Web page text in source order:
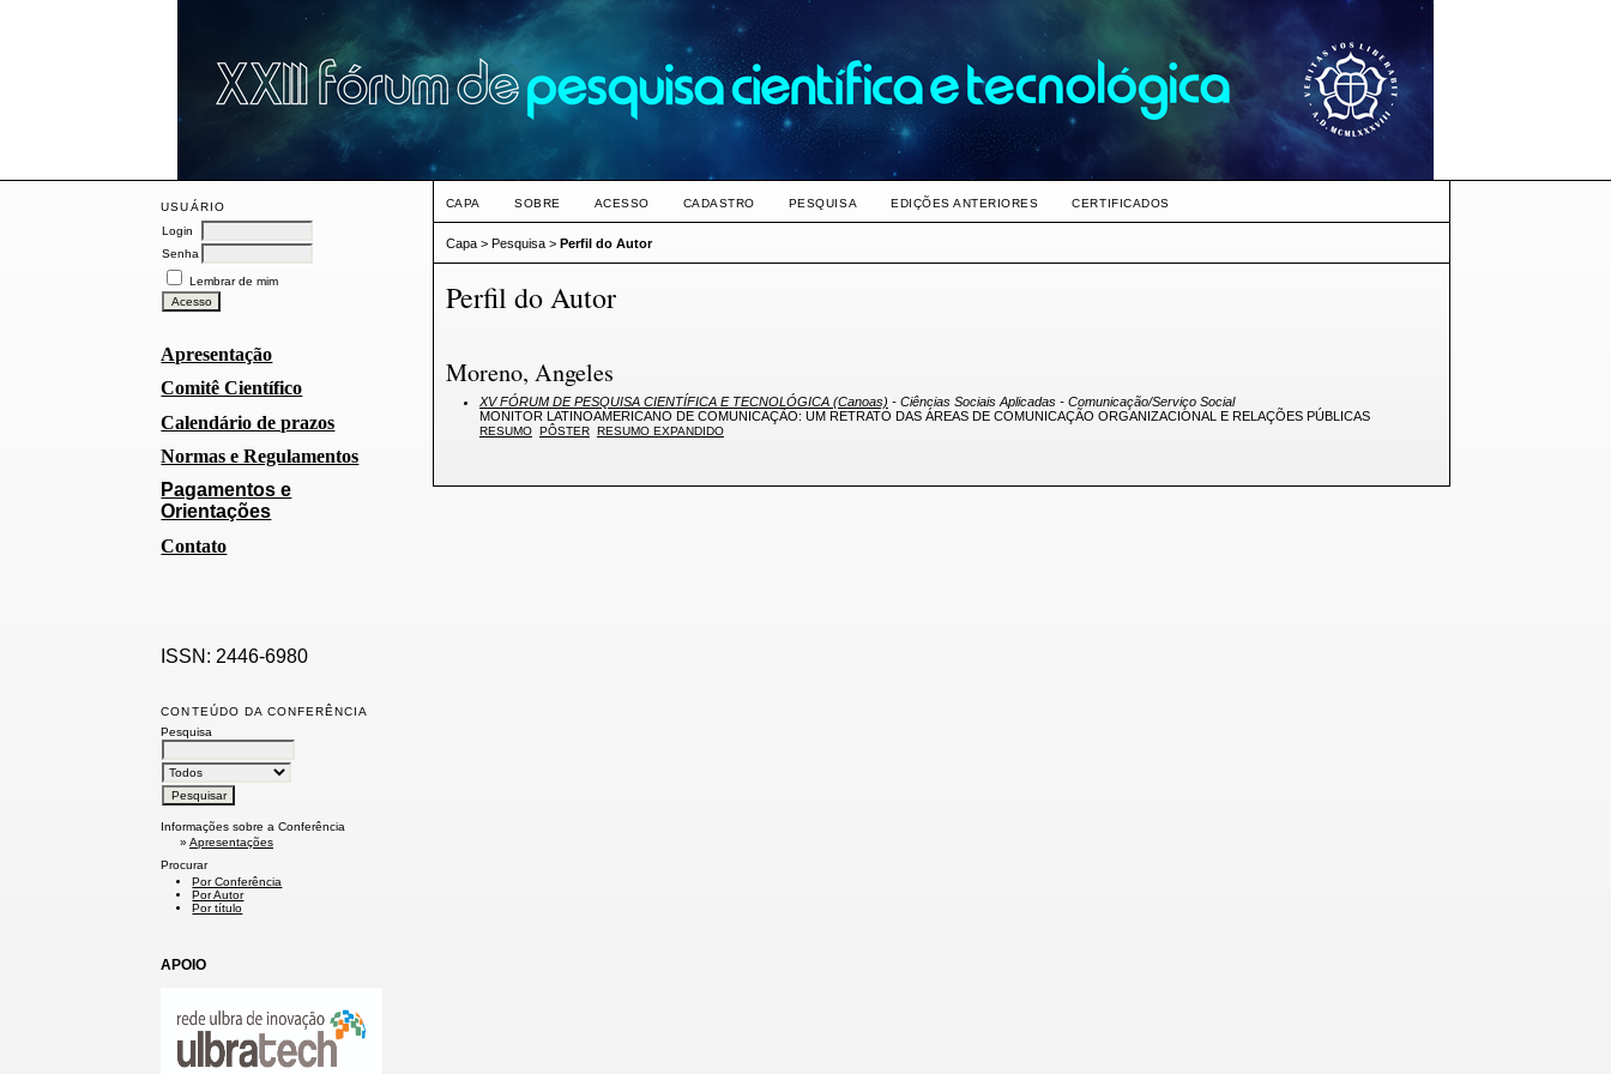
USUÁRIO
Login
Senha
Lembrar de mim
Apresentação
Comitê Científico
Calendário de prazos
Normas e Regulamentos
Pagamentos e
Orientações
Contato
ISSN: 2446-6980
CONTEÚDO DA CONFERÊNCIA
Pesquisa
Informações sobre a Conferência
» Apresentações
Procurar
Por Conferência
Por Autor
Por título
APOIO
CAPA SOBRE ACESSO CADASTRO PESQUISA EDIÇÕES ANTERIORES CERTIFICADOS
Capa> Pesquisa> Perfil do Autor
Perfil do Autor
Moreno, Angeles
XV FÓRUM DE PESQUISA CIENTÍFICA E TECNOLÓGICA (Canoas) - Ciências Sociais Aplicadas - Comunicação/Serviço Social
MONITOR LATINOAMERICANO DE COMUNICAÇÃO: UM RETRATO DAS ÁREAS DE COMUNICAÇÃO ORGANIZACIONAL E RELAÇÕES PÚBLICAS
RESUMO PÔSTER RESUMO EXPANDIDO